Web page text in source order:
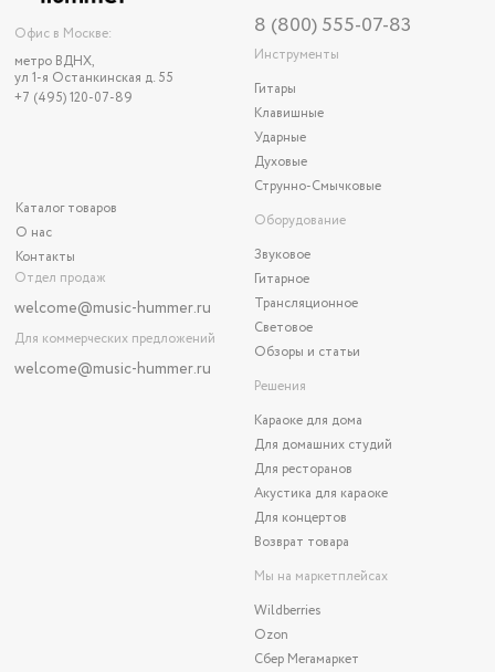
Офис в Москве:
метро ВДНХ,
ул 1-я Останкинская д. 55
+7 (495) 120-07-89
Каталог товаров
О нас
Контакты
Отдел продаж
welcome@music-hummer.ru
Для коммерческих предложений
welcome@music-hummer.ru
8 (800) 555-07-83
Инструменты
Гитары
Клавишные
Ударные
Духовые
Струнно-Смычковые
Оборудование
Звуковое
Гитарное
Трансляционное
Световое
Обзоры и статьи
Решения
Караоке для дома
Для домашних студий
Для ресторанов
Акустика для караоке
Для концертов
Возврат товара
Мы на маркетплейсах
Wildberries
Ozon
Сбер Мегамаркет